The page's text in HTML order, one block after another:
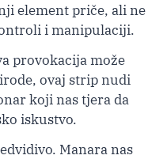
element priče, ali ne
i manipulaciji.
provokacija može
ovaj strip nudi
koji nas tjera da
iskustvo.
Manara nas